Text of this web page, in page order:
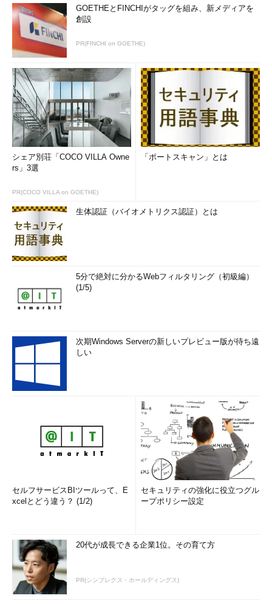
GOETHEとFINCHIがタッグを組み、新メディアを
創設
PR(FINCHI on GOETHE)
シェア別荘「COCO VILLA Owne
rs」3選
PR(COCO VILLA on GOETHE)
「ポートスキャン」とは
生体認証（バイオメトリクス認証）とは
5分で絶対に分かるWebフィルタリング（初級編）
(1/5)
次期Windows Serverの新しいプレビュー版が待ち遠
しい
セルフサービスBIツールって、E
xcelとどう違う？ (1/2)
セキュリティの強化に役立つグル
ープポリシー設定
20代が成長できる企業1位。その育て方
PR(シンプレクス・ホールディングス)